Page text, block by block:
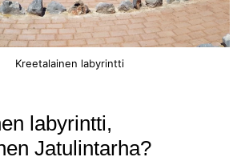
Kreetalainen labyrintti
labyrintti,
Jatulintarha?